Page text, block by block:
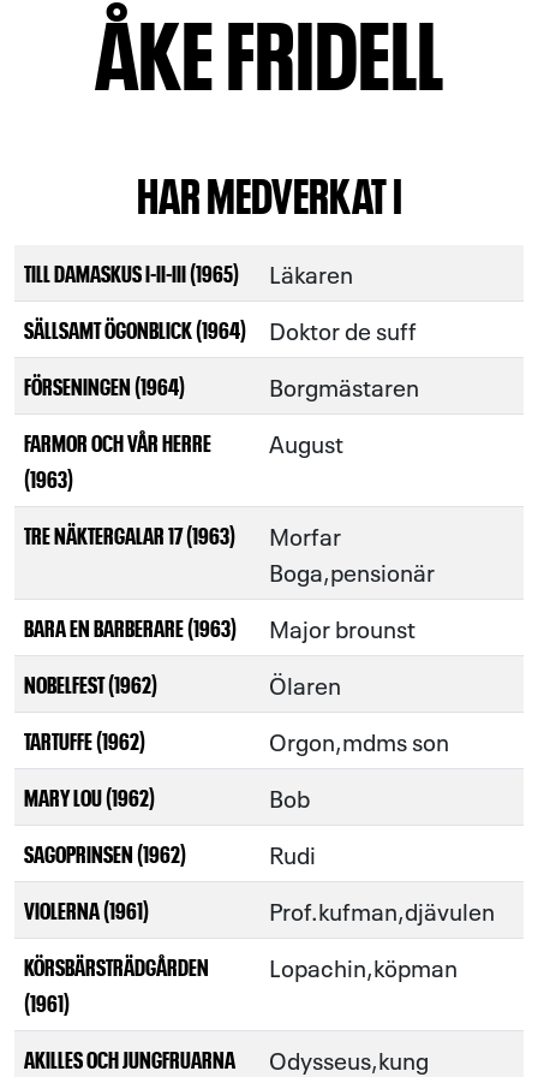
ÅKE FRIDELL
HAR MEDVERKAT I
TILL DAMASKUS I-II-III (1965) Läkaren
SÄLLSAMT ÖGONBLICK (1964) Doktor de suff
FÖRSENINGEN (1964) Borgmästaren
FARMOR OCH VÅR HERRE
(1963)
August
TRE NÄKTERGALAR 17 (1963)
Morfar
Boga,pensionär
BARA EN BARBERARE (1963) Major brounst
NOBELFEST (1962) Ölaren
TARTUFFE (1962) Orgon,mdms son
MARY LOU (1962) Bob
SAGOPRINSEN (1962) Rudi
VIOLERNA (1961) Prof.kufman,djävulen
KÖRSBÄRSTRÄDGÅRDEN
(1961)
Lopachin,köpman
AKILLES OCH JUNGFRUARNA Odysseus,kung